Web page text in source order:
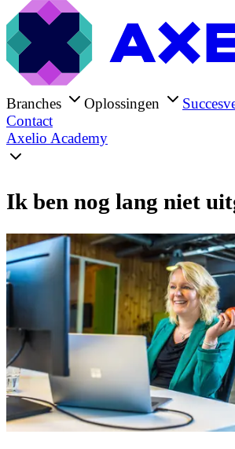
Branches Oplossingen
Contact
Axelio Academy
Ik ben nog lang niet